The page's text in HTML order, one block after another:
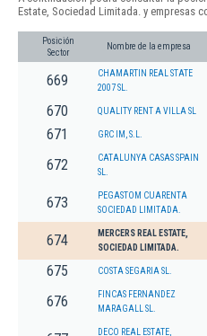
Estate, Sociedad Limitada. y empresas
Posición
Sector
Nombre de la empresa
669
CHAMARTIN REAL STATE
2007 SL.
670 QUALITY RENT A VILLA SL
671 GRC IM, S.L.
672
CATALUNYA CASAS SPAIN
SL.
673
PEGASTOM CUARENTA
SOCIEDAD LIMITADA.
674
MERCERS REAL ESTATE,
SOCIEDAD LIMITADA.
675 COSTA SEGARIA SL.
676
FINCAS FERNANDEZ
MARAGALL SL.
DECO REAL ESTATE,